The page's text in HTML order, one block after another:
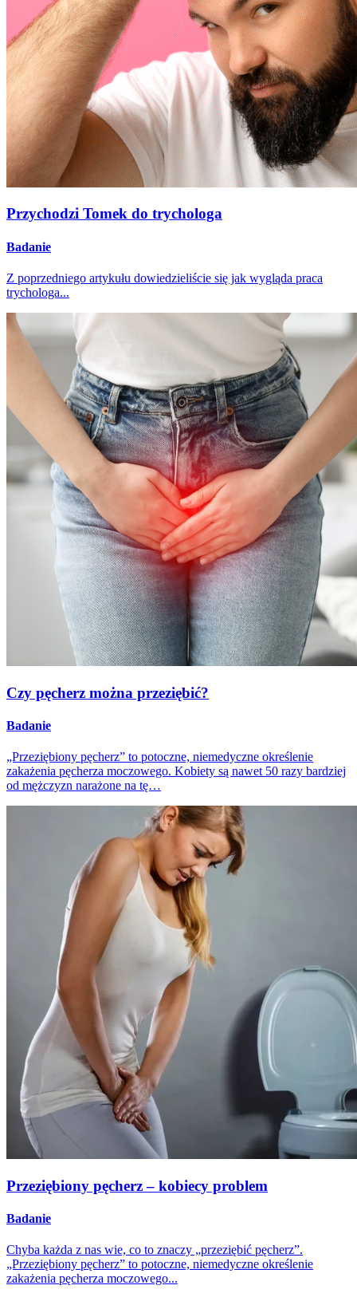
Przychodzi Tomek do trychologa
Badanie
Z poprzedniego artykułu dowiedzieliście się jak wygląda praca
trychologa...
Czy pęcherz można przeziębić?
Badanie
„Przeziębiony pęcherz” to potoczne, niemedyczne określenie
zakażenia pęcherza moczowego. Kobiety są nawet 50 razy bardziej
od mężczyzn narażone na tę…
Przeziębiony pęcherz – kobiecy problem
Badanie
Chyba każda z nas wie, co to znaczy „przeziębić pęcherz”.
„Przeziębiony pęcherz” to potoczne, niemedyczne określenie
zakażenia pęcherza moczowego...